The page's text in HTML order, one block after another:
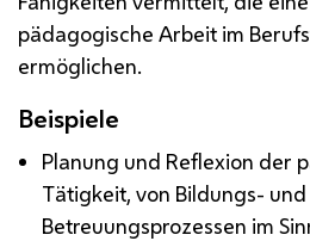
pädagogische Arbeit im
ermöglichen.
Beispiele
Planung und Reflexion der
Tätigkeit, von Bildungs- und
Betreuungsprozessen im